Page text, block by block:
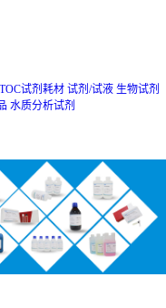
TOC试剂耗材 试剂/试液 生物试剂
水质分析试剂